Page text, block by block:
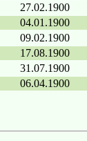
27.02.1900
04.01.1900
09.02.1900
17.08.1900
31.07.1900
06.04.1900